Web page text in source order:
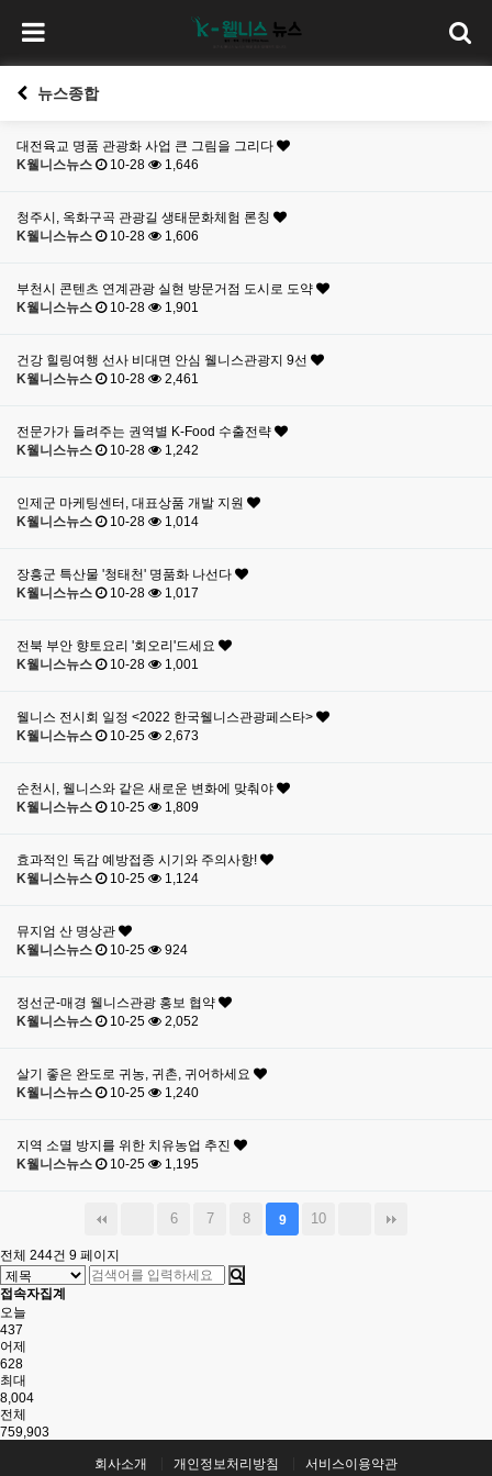
뉴스종합
대전육교 명품 관광화 사업 큰 그림을 그리다
K웰니스뉴스
10-28 1,646
청주시, 옥화구곡 관광길 생태문화체험 론칭
K웰니스뉴스
10-28 1,606
부천시 콘텐츠 연계관광 실현 방문거점 도시로 도약
K웰니스뉴스
10-28 1,901
건강 힐링여행 선사 비대면 안심 웰니스관광지 9선
K웰니스뉴스
10-28 2,461
전문가가 들려주는 권역별 K-Food 수출전략
K웰니스뉴스
10-28 1,242
인제군 마케팅센터, 대표상품 개발 지원
K웰니스뉴스
10-28 1,014
장흥군 특산물 '청태천' 명품화 나선다
K웰니스뉴스
10-28 1,017
전북 부안 향토요리 '회오리'드세요
K웰니스뉴스
10-28 1,001
웰니스 전시회 일정 <2022 한국웰니스관광페스타>
K웰니스뉴스
10-25 2,673
순천시, 웰니스와 같은 새로운 변화에 맞춰야
K웰니스뉴스
10-25 1,809
효과적인 독감 예방접종 시기와 주의사항!
K웰니스뉴스
10-25 1,124
뮤지엄 산 명상관
K웰니스뉴스
10-25 924
정선군-매경 웰니스관광 홍보 협약
K웰니스뉴스
10-25 2,052
살기 좋은 완도로 귀농, 귀촌, 귀어하세요
K웰니스뉴스
10-25 1,240
지역 소멸 방지를 위한 치유농업 추진
K웰니스뉴스
10-25 1,195
6 7 8 9 10
전체 244건 9 페이지
접속자집계
오늘
437
어제
628
최대
8,004
전체
759,903
회사소개 개인정보처리방침 서비스이용약관